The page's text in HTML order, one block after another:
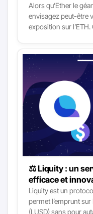
Alors qu’Ether le
envisagez peut-être
exposition sur l’ETH.
la finance
sont attrayants.
l’apport de liquidités
battre l’appréciation
heure sera venue.
pourquoi ne pas
⚖️ Liquity : un
efficace et
Liquity est un
permet l’emprunt
(LUSD) sans pour